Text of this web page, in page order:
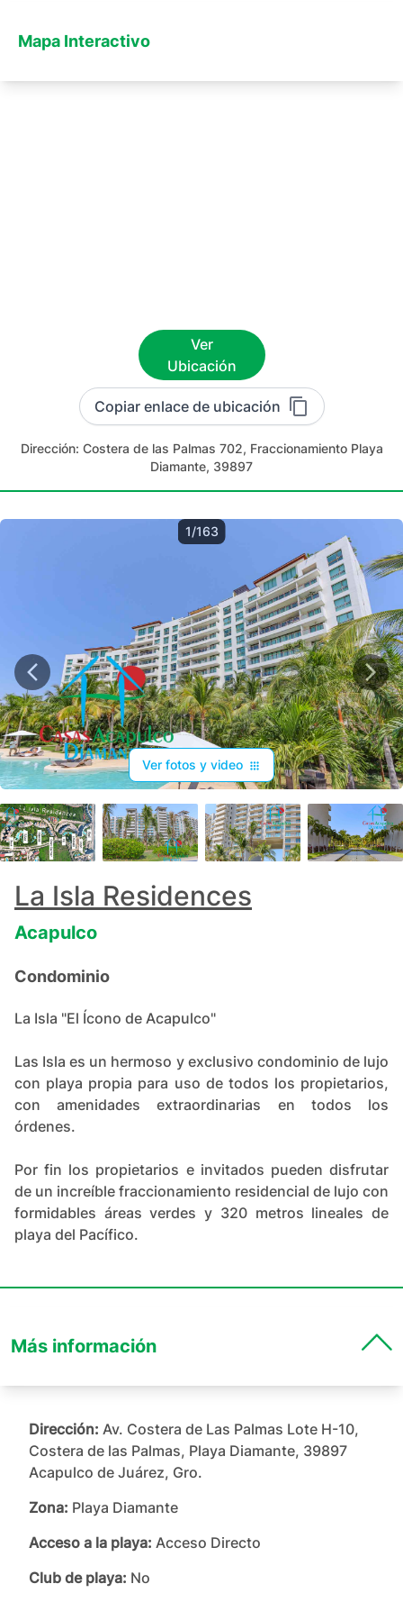
Mapa Interactivo
Ver
Ubicación
Copiar enlace de ubicación
Dirección: Costera de las Palmas 702, Fraccionamiento Playa
Diamante, 39897
1/163
Ver fotos y video
La Isla Residences
Acapulco
Condominio
La Isla "El Ícono de Acapulco"
Las Isla es un hermoso y exclusivo condominio de lujo
con playa propia para uso de todos los propietarios,
con amenidades extraordinarias en todos los
órdenes.
Por fin los propietarios e invitados pueden disfrutar
de un increíble fraccionamiento residencial de lujo con
formidables áreas verdes y 320 metros lineales de
playa del Pacífico.
Más información
Dirección: Av. Costera de Las Palmas Lote H-10,
Costera de las Palmas, Playa Diamante, 39897
Acapulco de Juárez, Gro.
Zona: Playa Diamante
Acceso a la playa: Acceso Directo
Club de playa: No